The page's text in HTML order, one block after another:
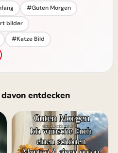
#Guten Morgen
bilder
#Katze Bild
entdecken